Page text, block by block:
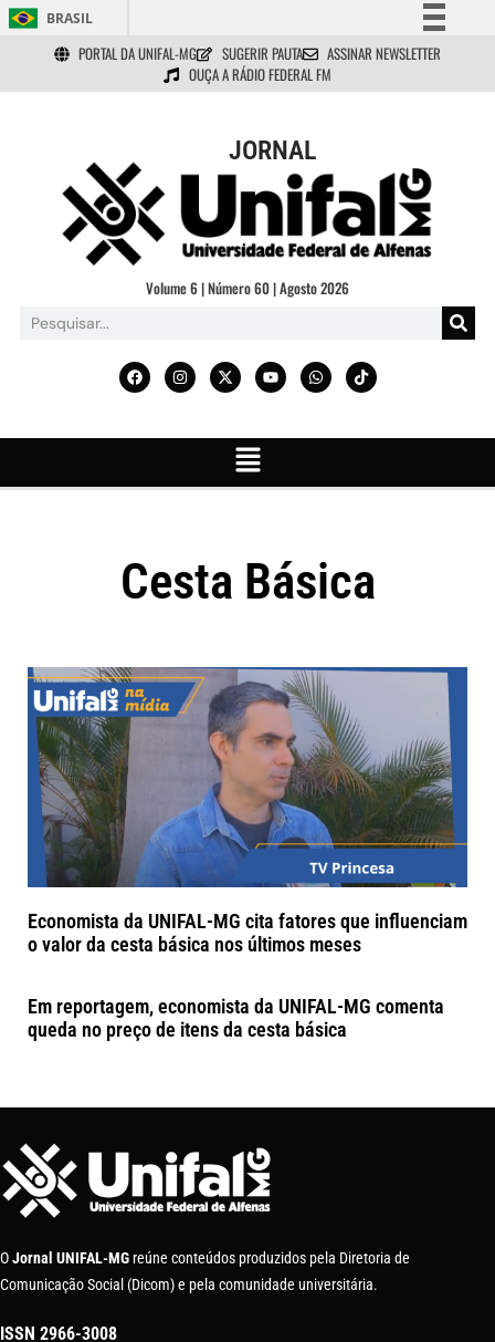
BRASIL
Simplifique!
Comunica BR
Acesso à informação
Legislação
Canais
PORTAL DA UNIFAL-MG SUGERIR PAUTA
ASSINAR NEWSLETTER
OUÇA A RÁDIO FEDERAL FM
JORNAL
Volume 6 | Número 60 | Agosto 2026
Cesta Básica
Economista da UNIFAL-MG cita fatores que influenciam
o valor da cesta básica nos últimos meses
Em reportagem, economista da UNIFAL-MG comenta
queda no preço de itens da cesta básica
OJornal UNIFAL-MG reúne conteúdos produzidos pela Diretoria de
Comunicação Social (Dicom) e pela comunidade universitária.
ISSN 2966-3008